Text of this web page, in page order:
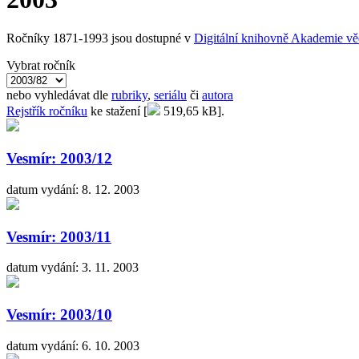
Ročníky 1871-1993 jsou dostupné v Digitální knihovně Akademie
Vybrat ročník
nebo vyhledávat dle rubriky, seriálu či autora
Rejstřík ročníku ke stažení [ 519,65 kB].
Vesmír: 2003/12
datum vydání: 8. 12. 2003
Vesmír: 2003/11
datum vydání: 3. 11. 2003
Vesmír: 2003/10
datum vydání: 6. 10. 2003